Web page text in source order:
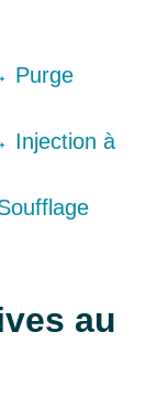
Purge
Injection à
au